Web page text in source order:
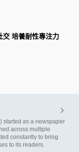
交 培養耐性專注力
started as a newspaper
across multiple
constantly to bring
to its readers.